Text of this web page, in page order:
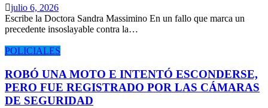
julio 6, 2026
Escribe la Doctora Sandra Massimino En un fallo que marca un
precedente insoslayable contra la…
POLICIALES
ROBÓ UNA MOTO E INTENTÓ ESCONDERSE,
PERO FUE REGISTRADO POR LAS CÁMARAS
DE SEGURIDAD